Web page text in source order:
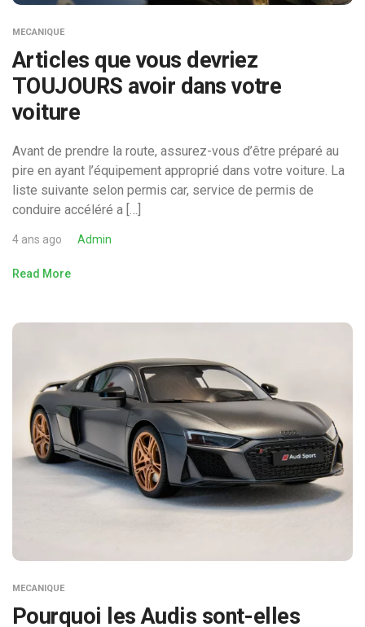
MECANIQUE
Articles que vous devriez
TOUJOURS avoir dans votre
voiture
Avant de prendre la route, assurez-vous d’être préparé au
pire en ayant l’équipement approprié dans votre voiture. La
liste suivante selon permis car, service de permis de
conduire accéléré a […]
4 ans ago Admin
Read More
MECANIQUE
Pourquoi les Audis sont-elles